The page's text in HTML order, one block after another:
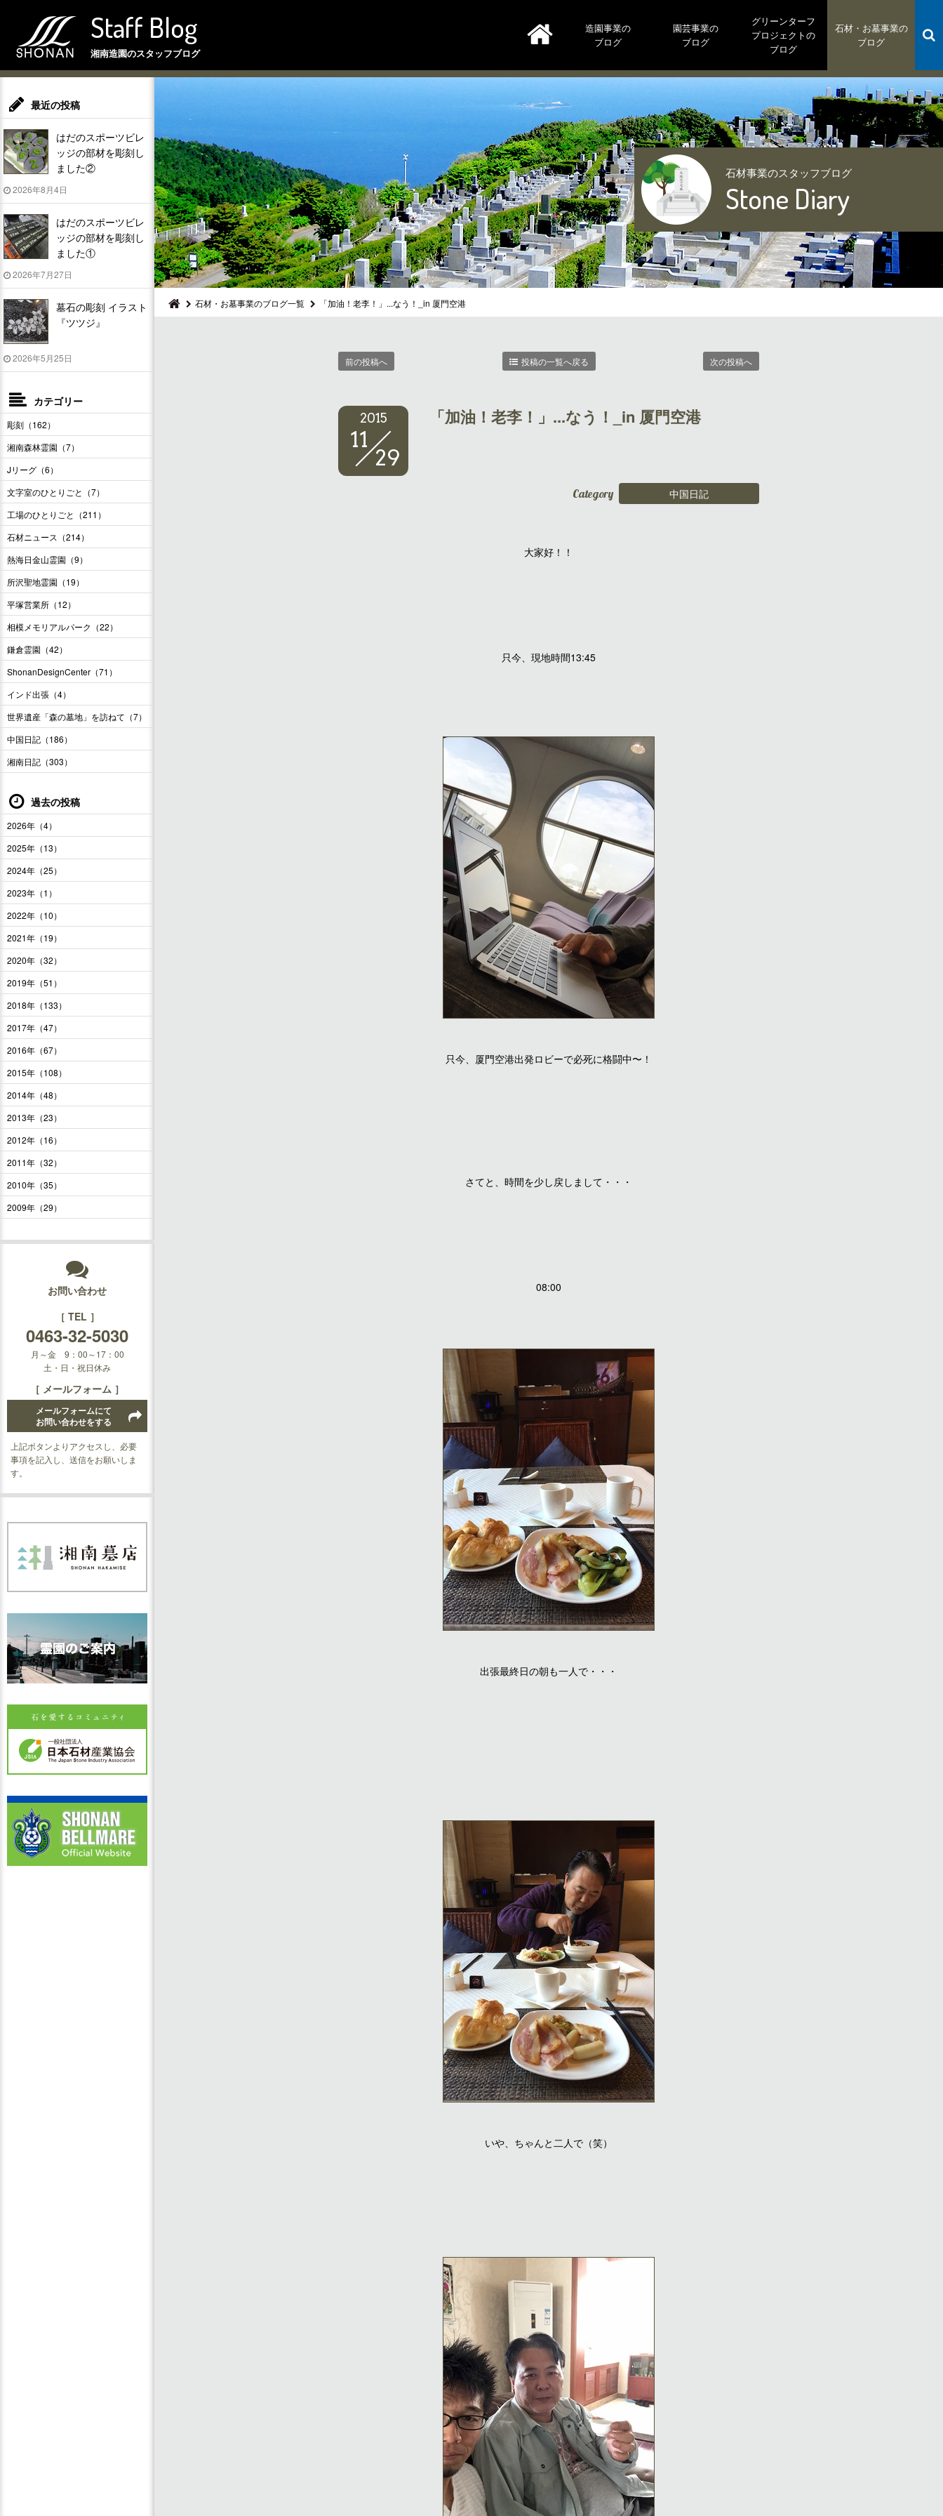
Staff Blog
湘南造園のスタッフブログ
造園事業の
ブログ
園芸事業の
ブログ
グリーンターフ
プロジェクトの
ブログ
石材・お墓事業の
ブログ
石材事業のスタッフブログ
Stone Diary
石材・お墓事業のブログ一覧 「加油！老李！」...なう！_in 厦門空港
前の投稿へ 投稿の一覧へ戻る 次の投稿へ
2015
11
29
「加油！老李！」...なう！_in 厦門空港
Category 中国日記
大家好！！
只今、現地時間13:45
只今、厦門空港出発ロビーで必死に格闘中〜！
さてと、時間を少し戻しまして・・・
08:00
出張最終日の朝も一人で・・・
いや、ちゃんと二人で（笑）
最近の投稿
はだのスポーツビレ
ッジの部材を彫刻し
ました②
2026年8月4日
はだのスポーツビレ
ッジの部材を彫刻し
ました①
2026年7月27日
墓石の彫刻 イラスト
『ツツジ』
2026年5月25日
カテゴリー
彫刻（162）
湘南森林霊園（7）
Jリーグ（6）
文字室のひとりごと（7）
工場のひとりごと（211）
石材ニュース（214）
熱海日金山霊園（9）
所沢聖地霊園（19）
平塚営業所（12）
相模メモリアルパーク（22）
鎌倉霊園（42）
ShonanDesignCenter（71）
インド出張（4）
世界遺産「森の墓地」を訪ねて（7）
中国日記（186）
湘南日記（303）
過去の投稿
2026年（4）
2025年（13）
2024年（25）
2023年（1）
2022年（10）
2021年（19）
2020年（32）
2019年（51）
2018年（133）
2017年（47）
2016年（67）
2015年（108）
2014年（48）
2013年（23）
2012年（16）
2011年（32）
2010年（35）
2009年（29）
お問い合わせ
［ TEL ］
0463-32-5030
月～金 9：00～17：00
土・日・祝日休み
［ メールフォーム ］
メールフォームにて
お問い合わせをする
上記ボタンよりアクセスし、必要
事項を記入し、送信をお願いしま
す。